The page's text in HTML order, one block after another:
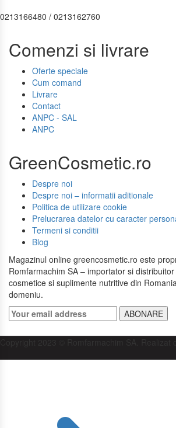
0213166480 / 0213162760
Comenzi si livrare
Oferte speciale
Cum comand
Livrare
Contact
ANPC - SAL
ANPC
GreenCosmetic.ro
Despre noi
Despre noi – informatii aditionale
Politica de utilizare cookie
Prelucrarea datelor cu caracter
Termeni si conditii
Blog
Magazinul online greencosmetic.ro este
Romfarmachim SA – importator si
cosmetice si suplimente nutritive din
domeniu.
ABONARE